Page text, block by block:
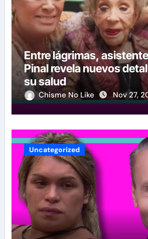
Entre lágrimas,
Pinal revela nuevos
su salud
Chisme No Like Nov 27,
Uncategorized